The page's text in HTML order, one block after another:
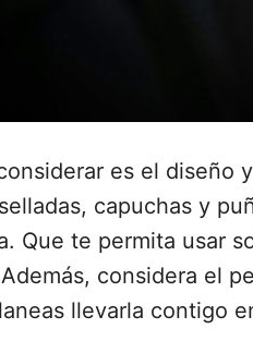
es el diseño
capuchas y
Que te permita usar
considera el
llevarla contigo